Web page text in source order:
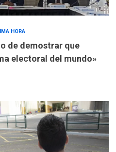
HORA
de demostrar que
electoral del mundo»